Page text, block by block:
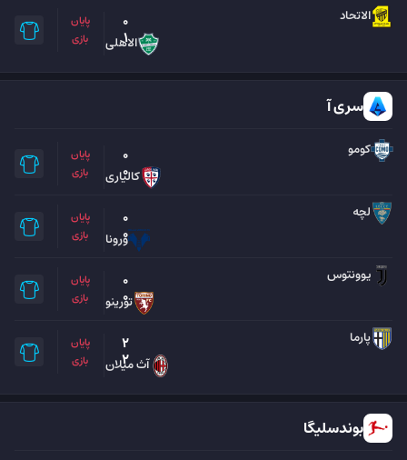
پایان
بازی
الاتحاد 0
1
الاهلی
سری آ
پایان
بازی
کومو 0
0
کالیاری
پایان
بازی
لچه 0
0
ورونا
پایان
بازی
یوونتوس 0
0
تورینو
پایان
بازی
پارما 2
2
آث میلان
بوندسلیگا